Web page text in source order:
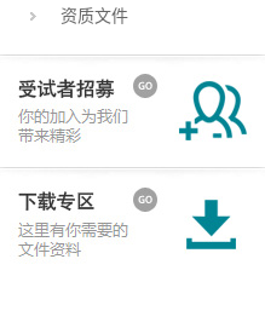
资质文件